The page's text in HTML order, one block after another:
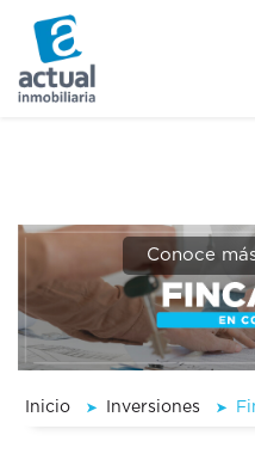
Conoce
Inicio Inversiones